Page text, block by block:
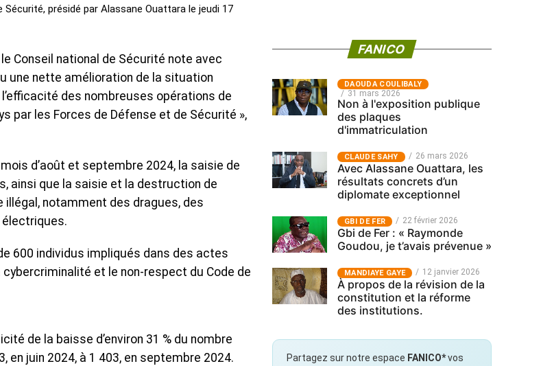
présidé par Alassane Ouattara le jeudi 17
Conseil national de Sécurité note avec
une nette amélioration de la situation
des nombreuses opérations de
par les Forces de Défense et de Sécurité »,
d’août et septembre 2024, la saisie de
ainsi que la saisie et la destruction de
illégal, notamment des dragues, des
600 individus impliqués dans des actes
et le non-respect du Code de
de la baisse d’environ 31 % du nombre
en juin 2024, à 1 403, en septembre 2024.
FANICO
‎DAOUDA COULIBALY
31 mars 2026
Non à l'exposition publique
des plaques
d'immatriculation
CLAUDE SAHY 26 mars 2026
Avec Alassane Ouattara, les
résultats concrets d’un
diplomate exceptionnel
GBI DE FER 22 février 2026
Gbi de Fer : « Raymonde
Goudou, je t’avais prévenue »
MANDIAYE GAYE 12 janvier 2026
À propos de la révision de la
constitution et la réforme
des institutions.
Partagez sur notre espace FANICO*vos